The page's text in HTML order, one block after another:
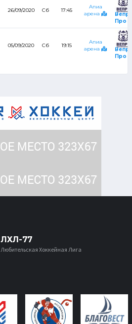
26/09/2020 Сб 17:45
Апиа
арена
Про
05/09/2020 Сб 19:15
Апиа
арена
Про
ЛХЛ-77
Любительская Хоккейная Лига